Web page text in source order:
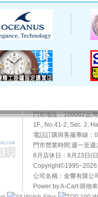
門市地址：108002台
1F., No.41-2, Sec. 2,
電話訂購與客服專線
門市營業時間:週一至
8月店休日：8月23日(
Copyright©1995~2026
公司名稱：金響有限公
Power by A-Cart購物車